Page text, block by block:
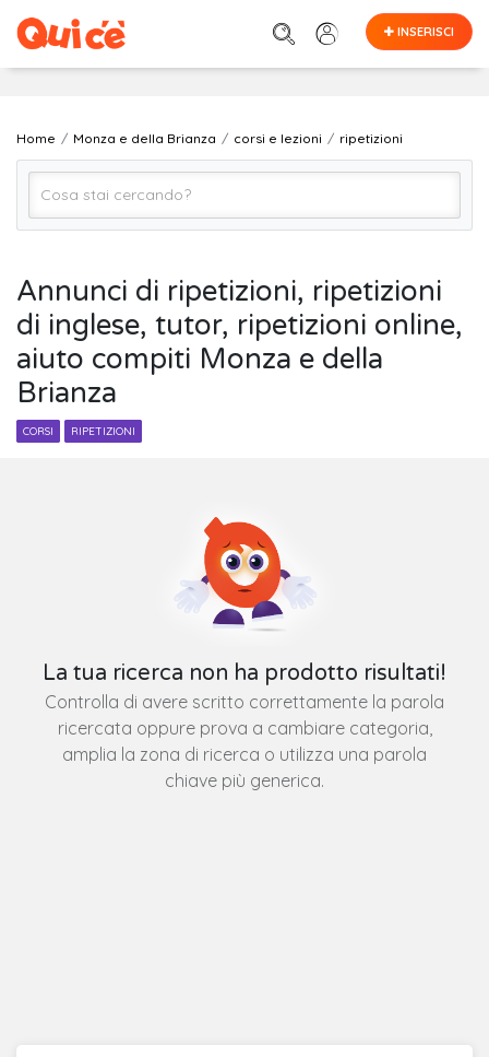
INSERISCI
Home Monza e della Brianza corsi e lezioni ripetizioni
Monza e della Brianza
Annunci di ripetizioni, ripetizioni
di inglese, tutor, ripetizioni online,
aiuto compiti Monza e della
Brianza
CORSI RIPETIZIONI
La tua ricerca non ha prodotto risultati!
Controlla di avere scritto correttamente la parola
ricercata oppure prova a cambiare categoria,
amplia la zona di ricerca o utilizza una parola
chiave più generica.